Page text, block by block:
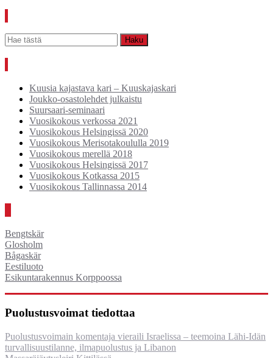
Kuusia kajastava kari – Kuuskajaskari
Joukko-osastolehdet julkaistu
Suursaari-seminaari
Vuosikokous verkossa 2021
Vuosikokous Helsingissä 2020
Vuosikokous Merisotakoululla 2019
Vuosikokous merellä 2018
Vuosikokous Helsingissä 2017
Vuosikokous Kotkassa 2015
Vuosikokous Tallinnassa 2014
Bengtskär
Glosholm
Bågaskär
Eestiluoto
Esikuntarakennus Korppoossa
Puolustusvoimat tiedottaa
Puolustusvoimain komentaja vieraili Israelissa – teemoina Lähi-Idän
turvallisuustilanne, ilmapuolustus ja Libanon